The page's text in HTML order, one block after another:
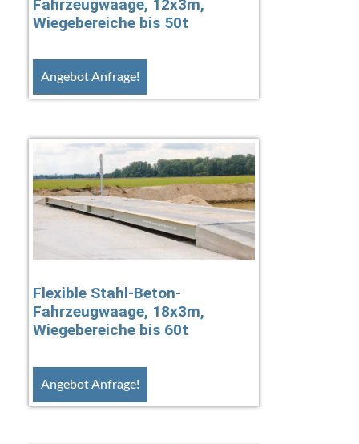
Fahrzeugwaage, 12x3m,
Wiegebereiche bis 50t
Angebot Anfrage!
Flexible Stahl-Beton-
Fahrzeugwaage, 18x3m,
Wiegebereiche bis 60t
Angebot Anfrage!